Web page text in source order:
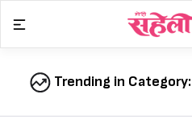
content
Trending in Category: